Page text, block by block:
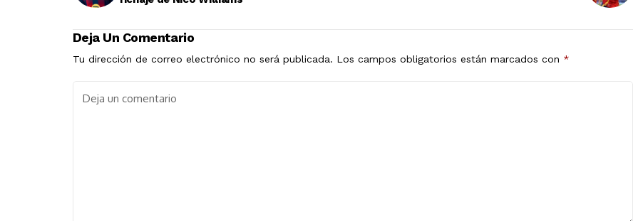
Deja Un Comentario
Tu dirección de correo electrónico no será publicada. Los campos obligatorios están marcados con *